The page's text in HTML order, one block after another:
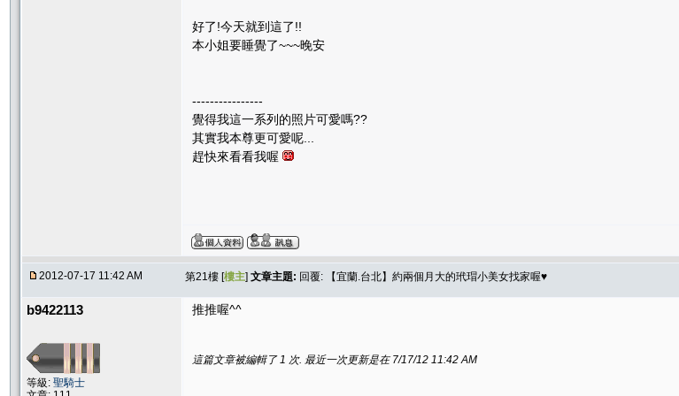
好了!今天就到這了!!
本小姐要睡覺了~~~晚安
----------------
覺得我這一系列的照片可愛嗎??
其實我本尊更可愛呢...
趕快來看看我喔
2012-07-17 11:42 AM 第21樓 [樓主] 文章主題: 回覆: 【宜蘭.台北】約兩個月大的玳瑁小美女找家喔♥
b9422113
等級: 聖騎士
推推喔^^
這篇文章被編輯了 1 次. 最近一次更新是在 7/17/12 11:42 AM